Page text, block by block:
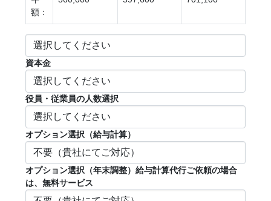
額：
資本金
役員・従業員の人数選択
オプション選択（給与計算）
オプション選択（年末調整）給与計算代行ご依頼の場合
は、無料サービス